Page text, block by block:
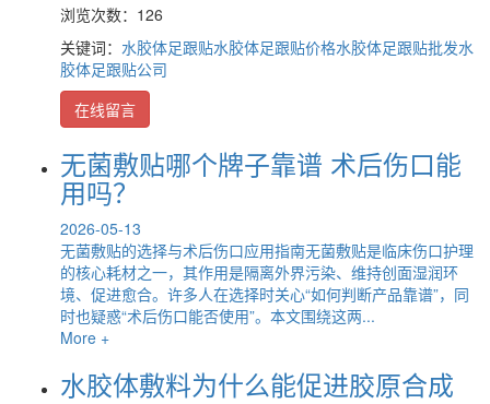
浏览次数：126
关键词： 水胶体足跟贴水胶体足跟贴价格水胶体足跟贴批发水
胶体足跟贴公司
在线留言
无菌敷贴哪个牌子靠谱 术后伤口能
用吗？
2026-05-13
无菌敷贴的选择与术后伤口应用指南无菌敷贴是临床伤口护理
的核心耗材之一，其作用是隔离外界污染、维持创面湿润环
境、促进愈合。许多人在选择时关心“如何判断产品靠谱”，同
时也疑惑“术后伤口能否使用”。本文围绕这两...
More +
水胶体敷料为什么能促进胶原合成